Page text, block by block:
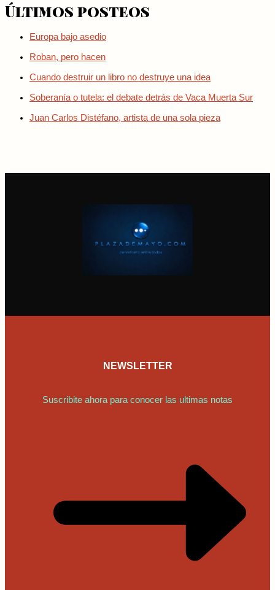
Últimos posteos
Europa bajo asedio
Roban, pero hacen
Cuando destruir un libro no destruye una idea
Soberanía o tutela: el debate detrás de Vaca Muerta Sur
Juan Carlos Distéfano, artista de una sola pieza
NEWSLETTER
Suscribite ahora para conocer las ultimas notas